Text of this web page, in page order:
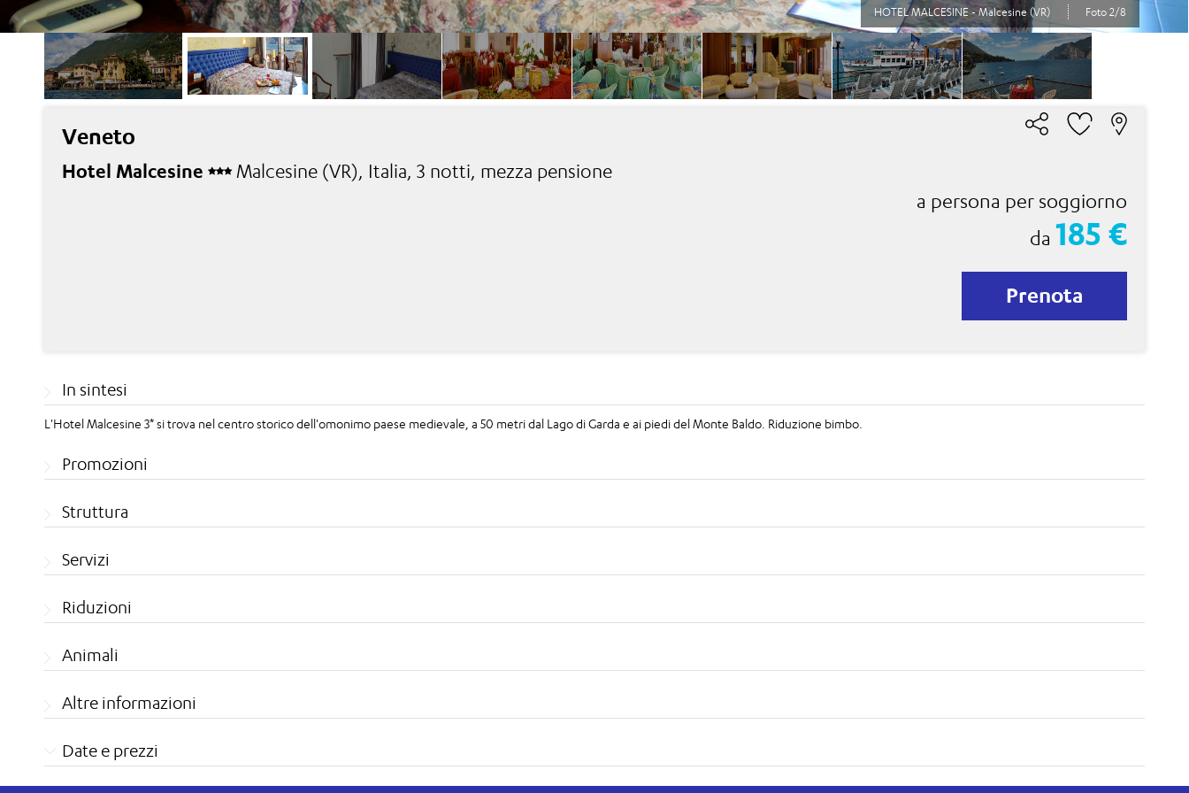
HOTEL MALCESINE - Malcesine (VR) Foto 2/8
Veneto
Hotel Malcesine Malcesine (VR), Italia, 3 notti, mezza pensione
a persona per soggiorno
da 185 €
Prenota
In sintesi
L'Hotel Malcesine 3* si trova nel centro storico dell'omonimo paese medievale, a 50 metri dal Lago di Garda e ai piedi del Monte Baldo. Riduzione bimbo.
Promozioni
Struttura
Servizi
Riduzioni
Animali
Altre informazioni
Date e prezzi